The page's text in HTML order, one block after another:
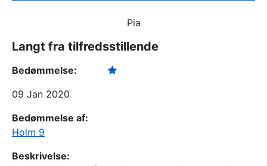
Pia
Langt fra tilfredsstillende
Bedømmelse:
09 Jan 2020
Bedømmelse af:
Holm 9
Beskrivelse: